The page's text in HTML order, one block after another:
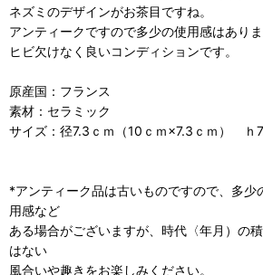
ネズミのデザインがお茶目ですね。
アンティークですので多少の使用感はありま
ヒビ欠けなく良いコンディションです。
原産国：フランス
素材：セラミック
サイズ：径7.3ｃｍ（10ｃｍ×7.3ｃｍ） ｈ
*アンティーク品は古いものですので、多少
用感など
ある場合がございますが、時代〈年月）の
はない
風合いや趣きをお楽しみください。